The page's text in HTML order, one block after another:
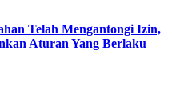
Telah Mengantongi Izin,
Aturan Yang Berlaku